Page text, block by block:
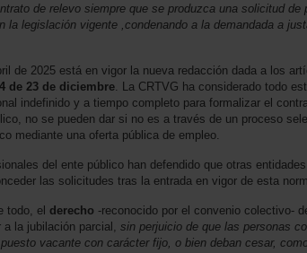
de relevo siempre que se produzca una solicitud de
la legislación vigente ,condenando a la demandada a
de 2025 está en vigor la nueva redacción dada a los
de 23 de diciembre. La CRTVG ha considerado todo
indefinido y a tiempo completo para formalizar el
no se pueden dar si no es a través de un proceso
mediante una oferta pública de empleo.
del ente público han defendido que otras
las solicitudes tras la entrada en vigor de esta
todo, el derecho -reconocido por el convenio colectivo-
la jubilación parcial, sin perjuicio de que las personas
vacante con carácter fijo, o bien deban cesar,